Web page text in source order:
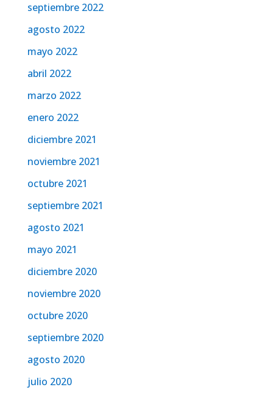
septiembre 2022
agosto 2022
mayo 2022
abril 2022
marzo 2022
enero 2022
diciembre 2021
noviembre 2021
octubre 2021
septiembre 2021
agosto 2021
mayo 2021
diciembre 2020
noviembre 2020
octubre 2020
septiembre 2020
agosto 2020
julio 2020